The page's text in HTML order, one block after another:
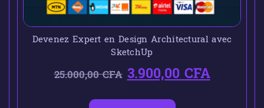
Devenez Expert en Design Architectural avec
SketchUp
25.000,00CFA 3.900,00CFA